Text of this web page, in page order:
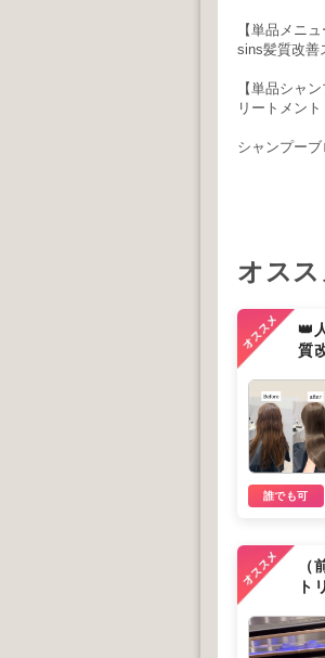
【単品メニ
sins髪質改善
【単品シャ
リートメント
シャンプー
オス
👑
質
誰でも可
ト